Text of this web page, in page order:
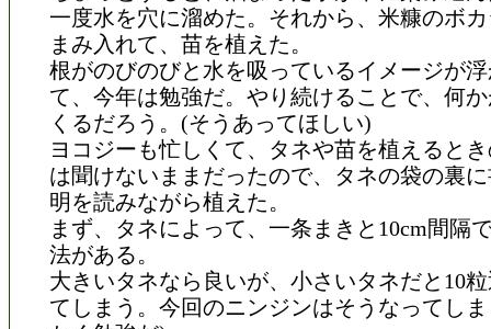
一度水を穴に溜めた。それから、米糠のボ
まみ入れて、苗を植えた。
根がのびのびと水を吸っているイメージが
て、今年は勉強だ。やり続けることで、何
くるだろう。(そうあってほしい)
ヨコジーも忙しくて、タネや苗を植えると
は聞けないままだったので、タネの袋の裏
明を読みながら植えた。
まず、タネによって、一条まきと10cm間隔
法がある。
大きいタネなら良いが、小さいタネだと10
てしまう。今回のニンジンはそうなってし